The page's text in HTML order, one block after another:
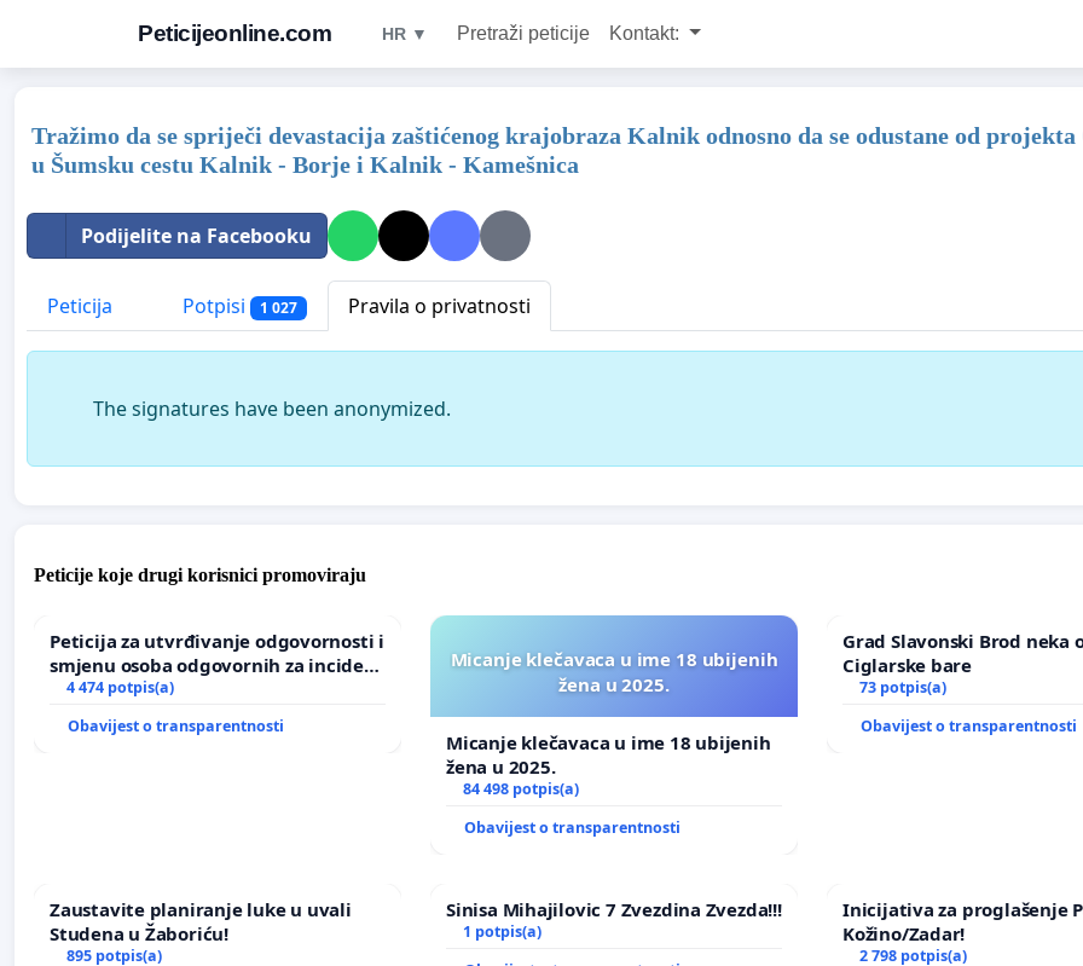
Peticijeonline.com HR ▼ Pretraži peticije Kontakt:
Tražimo da se spriječi devastacija zaštićenog krajobraza Kalnik odnosno da se odustane od
u Šumsku cestu Kalnik - Borje i Kalnik - Kamešnica
Podijelite na Facebooku
Peticija Potpisi 1 027 Pravila o privatnosti
The signatures have been anonymized.
Peticije koje drugi korisnici promoviraju
Peticija za utvrđivanje odgovornosti i
smjenu osoba odgovornih za incident
u Zoološkom vrtu Grada Zagreba
4 474 potpis(a)
Obavijest o transparentnosti
Micanje klečavaca u ime 18 ubijenih
žena u 2025.
Micanje klečavaca u ime 18 ubijenih
žena u 2025.
84 498 potpis(a)
Obavijest o transparentnosti
Grad Slavonski Brod neka
Ciglarske bare
73 potpis(a)
Obavijest o transparentnosti
Zaustavite planiranje luke u uvali
Studena u Žaboriću!
895 potpis(a)
Sinisa Mihajilovic 7 Zvezdina Zvezda!!!
1 potpis(a)
Inicijativa za proglašenje
Kožino/Zadar!
2 798 potpis(a)